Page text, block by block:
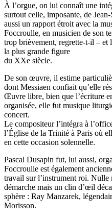
À l’orgue, on lui connaît une
surtout celle, imposante, de
aussi un rapport étroit avec la
Foccroulle, en musicien de son
trop brièvement, regrette-t-il – et
la plus grande figure
du XXe siècle.
De son œuvre, il estime
dont Messiaen confiait qu’elle
Œuvre libre, bien que l’écriture
organisée, elle fut musique
concert.
Le compositeur l’intégra à
l’Église de la Trinité à Paris où
en cette occasion solennelle.
Pascal Dusapin fut, lui aussi,
Foccroulle est également
travail sur l’instrument roi. Nulle
démarche mais un clin d’œil
sphère : Ray Manzarek,
Morisson.